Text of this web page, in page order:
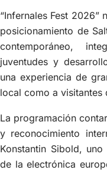
“Infernales Fest
posicionamiento de
contemporáneo,
juventudes y
una experiencia de
local como a visitantes
La programación
y reconocimiento
Konstantin Sibold,
de la electrónica